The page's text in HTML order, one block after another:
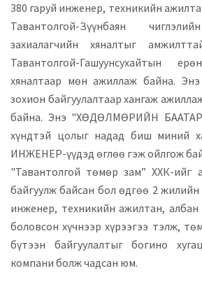
380 гаруй инженер, техникийн
Тавантолгой-Зүүнбаян
захиалагчийн хяналтыг
Тавантолгой-Гашуунсухайтын
хяналтаар мөн ажиллаж байна. Энэ
зохион байгуулалтаар хангаж
байна. Энэ "ХӨДӨЛМӨРИЙН
хүндтэй цолыг надад биш миний
ИНЖЕНЕР-үүдэд өглөө гэж ойлгож
"Тавантолгой төмөр зам” ХХК-ийг
байгуулж байсан бол өдгөө 2 жилийн
инженер, техникийн ажилтан, албан
боловсон хүчнээр хүрээгээ тэлж,
бүтээн байгуулалтыг богино
компани болж чадсан юм.